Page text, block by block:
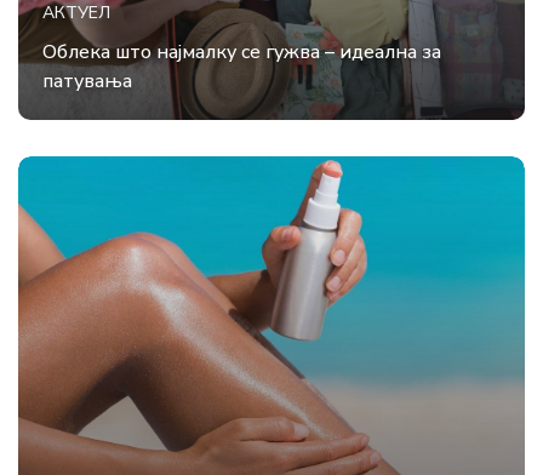
АКТУЕЛ
Облека што најмалку се гужва – идеална за
патувања